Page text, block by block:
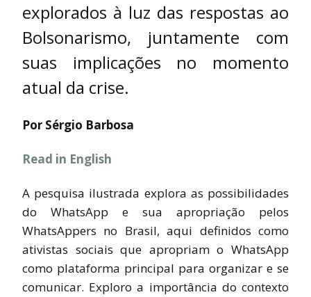
explorados à luz das respostas ao
Bolsonarismo, juntamente com
suas implicações no momento
atual da crise.
Por Sérgio Barbosa
Read in English
A pesquisa ilustrada explora as possibilidades
do WhatsApp e sua apropriação pelos
WhatsAppers no Brasil, aqui definidos como
ativistas sociais que apropriam o WhatsApp
como plataforma principal para organizar e se
comunicar. Exploro a importância do contexto